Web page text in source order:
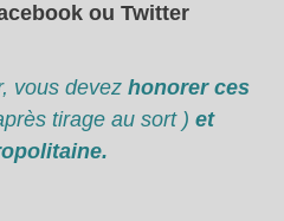
ou Twitter
vous devez honorer ces
tirage au sort ) et